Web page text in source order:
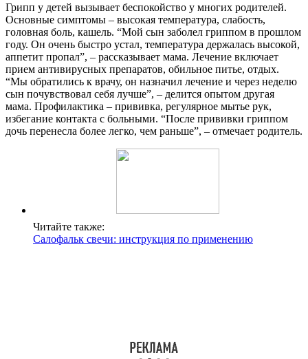
Грипп у детей вызывает беспокойство у многих родителей.
Основные симптомы – высокая температура, слабость,
головная боль, кашель. “Мой сын заболел гриппом в прошлом
году. Он очень быстро устал, температура держалась высокой,
аппетит пропал”, – рассказывает мама. Лечение включает
прием антивирусных препаратов, обильное питье, отдых.
“Мы обратились к врачу, он назначил лечение и через неделю
сын почувствовал себя лучше”, – делится опытом другая
мама. Профилактика – прививка, регулярное мытье рук,
избегание контакта с больными. “После прививки гриппом
дочь перенесла более легко, чем раньше”, – отмечает родитель.
Читайте также:
Салофальк свечи: инструкция по применению